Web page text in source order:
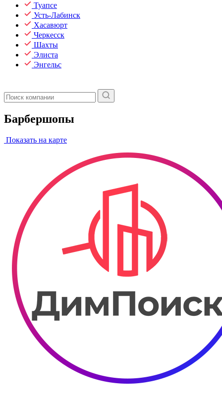
Туапсе
Усть-Лабинск
Хасавюрт
Черкесск
Шахты
Элиста
Энгельс
Барбершопы
Показать на карте